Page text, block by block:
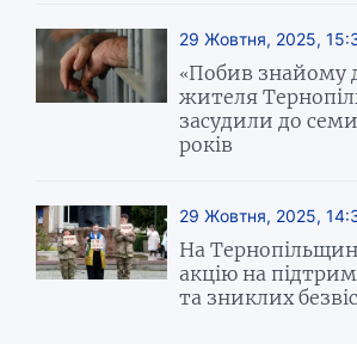
29 Жовтня, 2025,
«Побив знайому
жителя
засудили до
років
29 Жовтня, 2025,
На
акцію на
та зниклих